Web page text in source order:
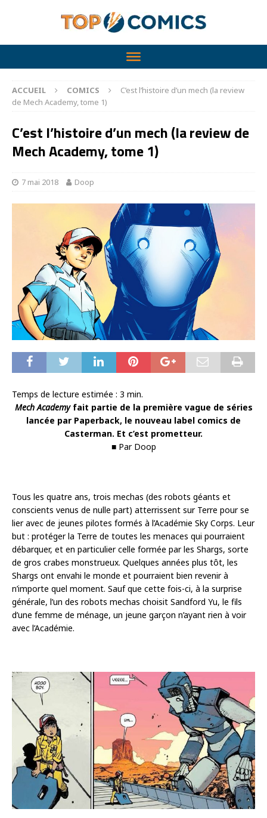
ACCUEIL COMICS
C’est l’histoire d’un mech (la review
de Mech Academy, tome 1)
C’est l’histoire d’un mech (la review de
Mech Academy, tome 1)
7 mai 2018 Doop
Temps de lecture estimée : 3 min.
Mech Academyfait partie de la première vague de séries
lancée par Paperback, le nouveau label comics de
Casterman. Et c’est prometteur.
■ Par Doop
Tous les quatre ans, trois mechas (des robots géants et
conscients venus de nulle part) atterrissent sur Terre pour se
lier avec de jeunes pilotes formés à l’Académie Sky Corps. Leur
but : protéger la Terre de toutes les menaces qui pourraient
débarquer, et en particulier celle formée par les Shargs, sorte
de gros crabes monstrueux. Quelques années plus tôt, les
Shargs ont envahi le monde et pourraient bien revenir à
n’importe quel moment. Sauf que cette fois-ci, à la surprise
générale, l’un des robots mechas choisit Sandford Yu, le fils
d’une femme de ménage, un jeune garçon n’ayant rien à voir
avec l’Académie.